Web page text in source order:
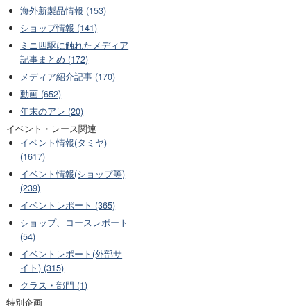
海外新製品情報 (153)
ショップ情報 (141)
ミニ四駆に触れたメディア
記事まとめ (172)
メディア紹介記事 (170)
動画 (652)
年末のアレ (20)
イベント・レース関連
イベント情報(タミヤ)
(1617)
イベント情報(ショップ等)
(239)
イベントレポート (365)
ショップ、コースレポート
(54)
イベントレポート(外部サ
イト) (315)
クラス・部門 (1)
特別企画